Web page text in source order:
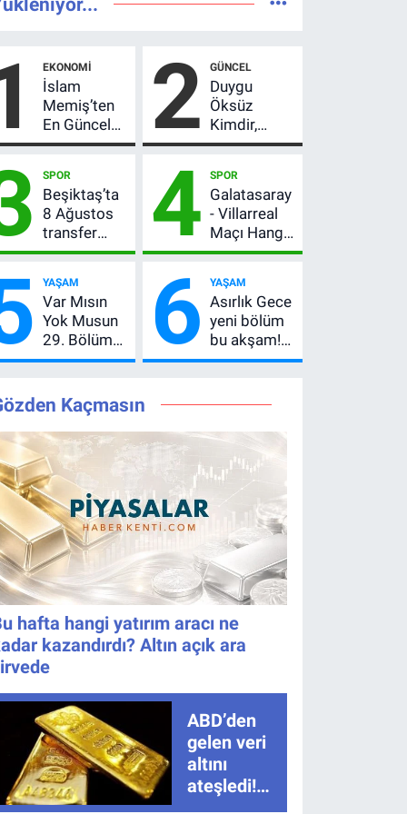
EKONOMI
İslam
Memiş’ten
En Güncel
Altın
Gram Altın
İçin 6.350
TL Uyarısı,
Yıl Sonu
Beklentisi
Değişmedi
2 GÜNCEL
Duygu
Öksüz
Kimdir,
Neden
Mersin
Basınının
Acı Kaybı
SPOR
Beşiktaş’ta
8 Ağustos
transfer
hareketliliği!
bölge için
düğmeye
bastı
4 SPOR
Galatasaray
- Villarreal
Maçı Hangi
Kanalda?
Maçı Ne
Zaman, Saat
Kaçta,
Nereden
İzlenir?
YAŞAM
Var Mısın
Yok Musun
29. Bölüm
Ne Zaman?
Değişti, Yeni
Tarih Belli
Oldu!
6 YAŞAM
Asırlık Gece
yeni bölüm
bu akşam!
8. bölüm
Kaçmasın
hafta hangi yatırım aracı ne
kazandırdı? Altın açık ara
ABD’den
gelen veri
altını
ateşledi!
Tarım dışı